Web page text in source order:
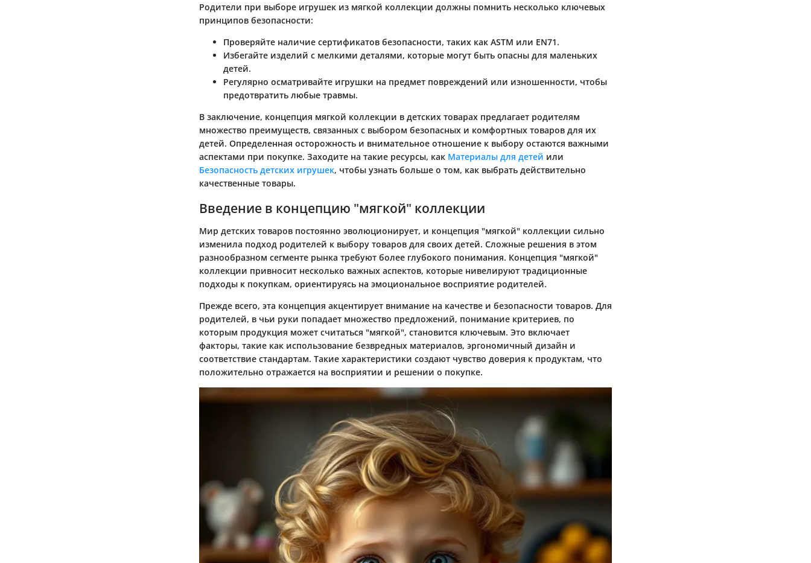
Родители при выборе игрушек из мягкой коллекции должны помнить несколько ключевых
принципов безопасности:
Проверяйте наличие сертификатов безопасности, таких как ASTM или EN71.
Избегайте изделий с мелкими деталями, которые могут быть опасны для маленьких
детей.
Регулярно осматривайте игрушки на предмет повреждений или изношенности, чтобы
предотвратить любые травмы.
В заключение, концепция мягкой коллекции в детских товарах предлагает родителям
множество преимуществ, связанных с выбором безопасных и комфортных товаров для их
детей. Определенная осторожность и внимательное отношение к выбору остаются важными
аспектами при покупке. Заходите на такие ресурсы, как Материалы для детей или
Безопасность детских игрушек, чтобы узнать больше о том, как выбрать действительно
качественные товары.
Введение в концепцию "мягкой" коллекции
Мир детских товаров постоянно эволюционирует, и концепция "мягкой" коллекции сильно
изменила подход родителей к выбору товаров для своих детей. Сложные решения в этом
разнообразном сегменте рынка требуют более глубокого понимания. Концепция "мягкой"
коллекции привносит несколько важных аспектов, которые нивелируют традиционные
подходы к покупкам, ориентируясь на эмоциональное восприятие родителей.
Прежде всего, эта концепция акцентирует внимание на качестве и безопасности товаров. Для
родителей, в чьи руки попадает множество предложений, понимание критериев, по
которым продукция может считаться "мягкой", становится ключевым. Это включает
факторы, такие как использование безвредных материалов, эргономичный дизайн и
соответствие стандартам. Такие характеристики создают чувство доверия к продуктам, что
положительно отражается на восприятии и решении о покупке.